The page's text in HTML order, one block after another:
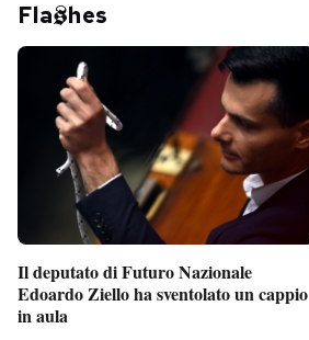
Fla hes
Il deputato di Futuro Nazionale
Edoardo Ziello ha sventolato un cappio
in aula